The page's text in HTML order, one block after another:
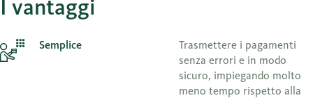
I vantaggi
Semplice
Trasmettere i pagamenti
senza errori e in modo
sicuro, impiegando molto
meno tempo rispetto alla